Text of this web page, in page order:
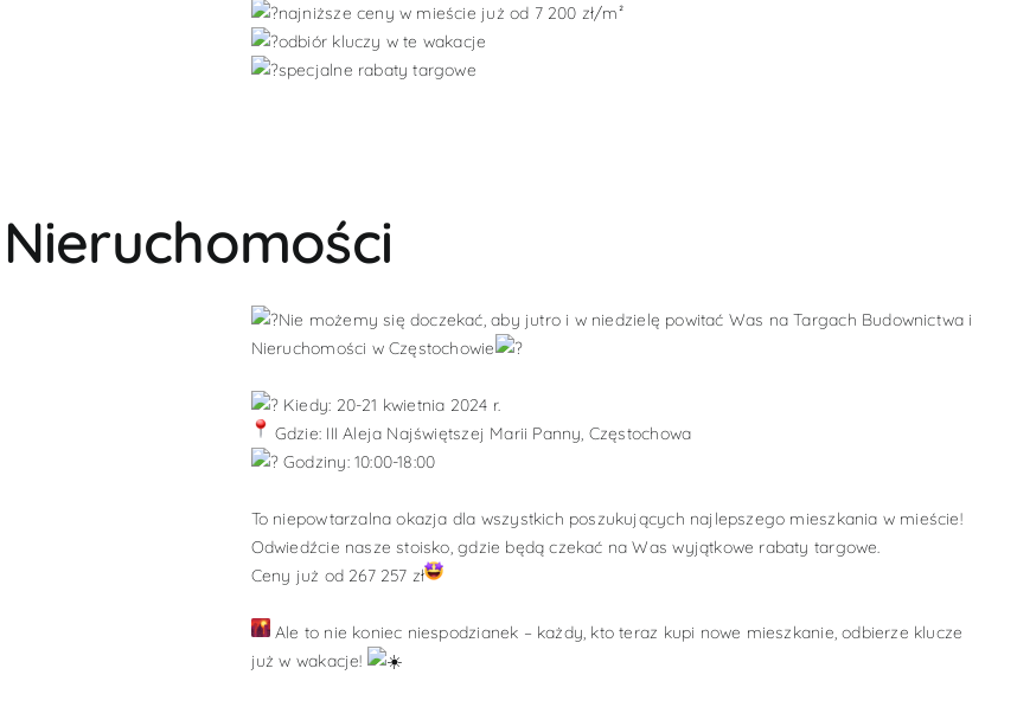
najniższe ceny w mieście już od 7 200 zł/m²
odbiór kluczy w te wakacje
specjalne rabaty targowe
Nie możemy się doczekać, aby jutro i w niedzielę powitać Was na Targach Budownictwa i
Nieruchomości w Częstochowie
Kiedy: 20-21 kwietnia 2024 r.
Gdzie: III Aleja Najświętszej Marii Panny, Częstochowa
Godziny: 10:00-18:00
To niepowtarzalna okazja dla wszystkich poszukujących najlepszego mieszkania w mieście!
Odwiedźcie nasze stoisko, gdzie będą czekać na Was wyjątkowe rabaty targowe.
Ceny już od 267 257 zł
Ale to nie koniec niespodzianek – każdy, kto teraz kupi nowe mieszkanie, odbierze klucze
już w wakacje!